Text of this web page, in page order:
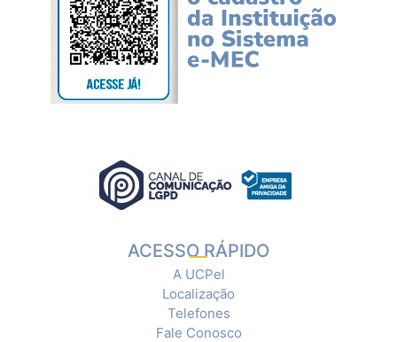
ACESSO RÁPIDO
A UCPel
Localização
Telefones
Fale Conosco